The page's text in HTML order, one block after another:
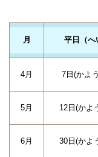
月 平日（へ
4月 7日(かよ
5月 12日(かよ
6月 30日(かよ